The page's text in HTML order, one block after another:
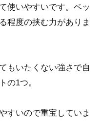
使いやすいです。ベッ
程度の挟む力がありま
もいたくない強さで自
の1つ。
すいので重宝していま